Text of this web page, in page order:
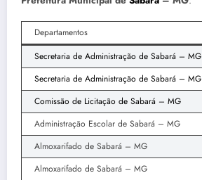
Departamentos
Secretaria de Administração de Sabará – MG
Secretaria de Administração de Sabará – MG
Comissão de Licitação de Sabará – MG
Administração Escolar de Sabará – MG
Almoxarifado de Sabará – MG
Almoxarifado de Sabará – MG